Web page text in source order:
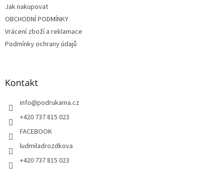
Jak nakupovat
OBCHODNÍ PODMÍNKY
Vrácení zboží a reklamace
Podmínky ochrany údajů
Kontakt
info@podrukama.cz
+420 737 815 023
FACEBOOK
ludmiladrozdkova
+420 737 815 023